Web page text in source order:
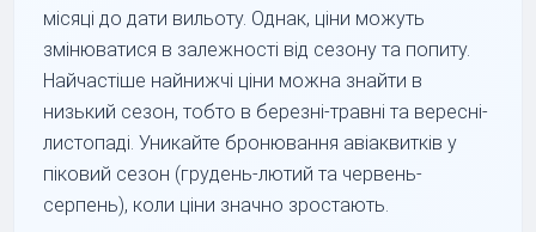
місяці до дати вильоту. Однак, ціни можуть
змінюватися в залежності від сезону та попиту.
Найчастіше найнижчі ціни можна знайти в
низький сезон, тобто в березні-травні та вересні-
листопаді. Уникайте бронювання авіаквитків у
піковий сезон (грудень-лютий та червень-
серпень), коли ціни значно зростають.